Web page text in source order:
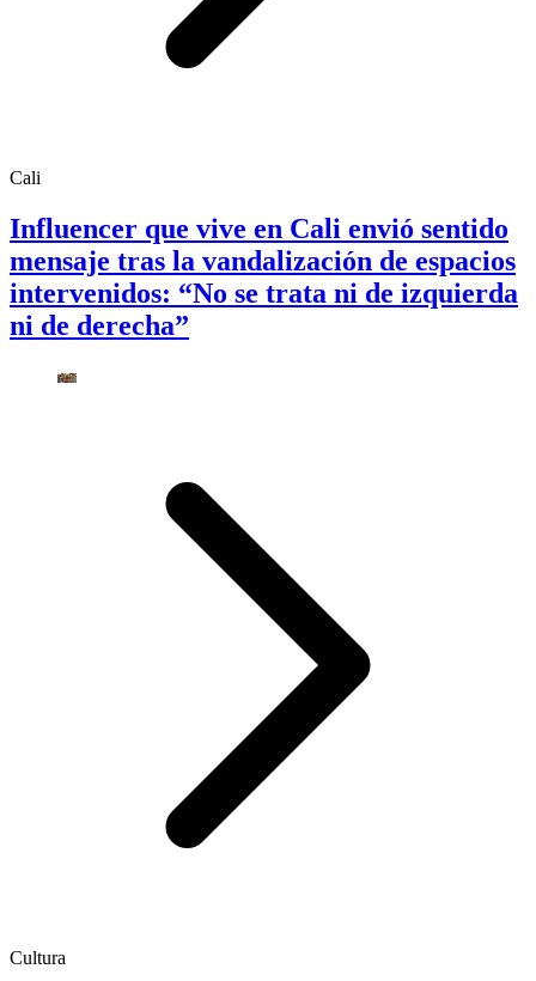
Cali
Influencer que vive en Cali envió sentido
mensaje tras la vandalización de espacios
intervenidos: “No se trata ni de izquierda
ni de derecha”
Cultura